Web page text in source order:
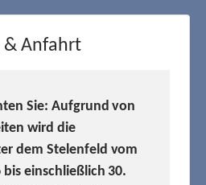
& Anfahrt
Sie: Aufgrund von
wird die
dem Stelenfeld vom
bis einschließlich 30.